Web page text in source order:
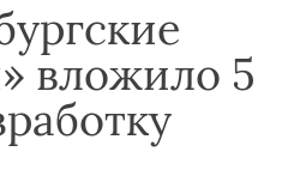
вложило 5